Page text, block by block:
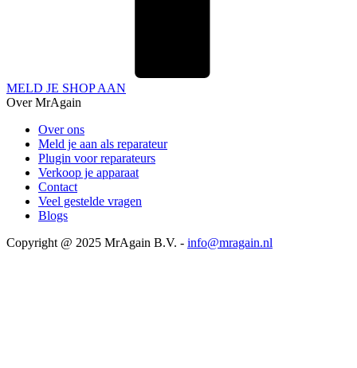
MELD JE SHOP AAN
Over MrAgain
Over ons
Meld je aan als reparateur
Plugin voor reparateurs
Verkoop je apparaat
Contact
Veel gestelde vragen
Blogs
Copyright @ 2025 MrAgain B.V. - info@mragain.nl